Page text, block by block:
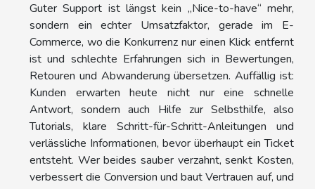
Guter Support ist längst kein „Nice-to-have“ mehr,
sondern ein echter Umsatzfaktor, gerade im E-
Commerce, wo die Konkurrenz nur einen Klick entfernt
ist und schlechte Erfahrungen sich in Bewertungen,
Retouren und Abwanderung übersetzen. Auffällig ist:
Kunden erwarten heute nicht nur eine schnelle
Antwort, sondern auch Hilfe zur Selbsthilfe, also
Tutorials, klare Schritt-für-Schritt-Anleitungen und
verlässliche Informationen, bevor überhaupt ein Ticket
entsteht. Wer beides sauber verzahnt, senkt Kosten,
verbessert die Conversion und baut Vertrauen auf, und